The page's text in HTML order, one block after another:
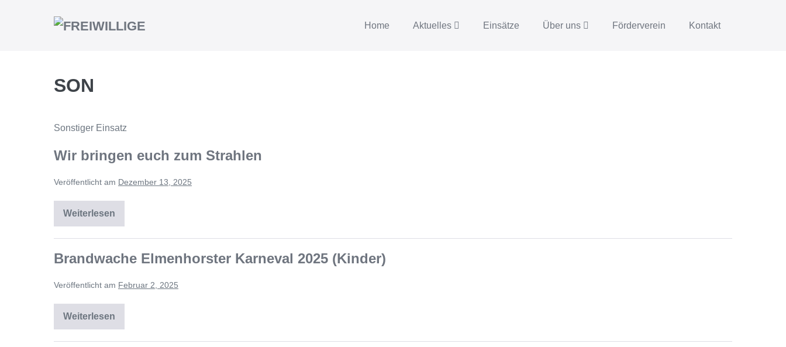
Home Aktuelles Einsätze Über uns Förderverein Kontakt
SON
Sonstiger Einsatz
Wir bringen euch zum Strahlen
Veröffentlicht am Dezember 13, 2025
Weiterlesen
Brandwache Elmenhorster Karneval 2025 (Kinder)
Veröffentlicht am Februar 2, 2025
Weiterlesen